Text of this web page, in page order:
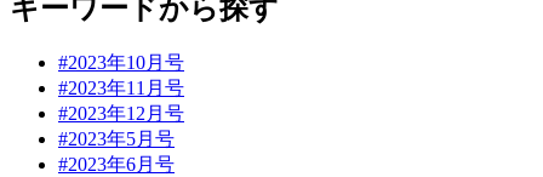
キーワードから探す
#2023年10月号
#2023年11月号
#2023年12月号
#2023年5月号
#2023年6月号